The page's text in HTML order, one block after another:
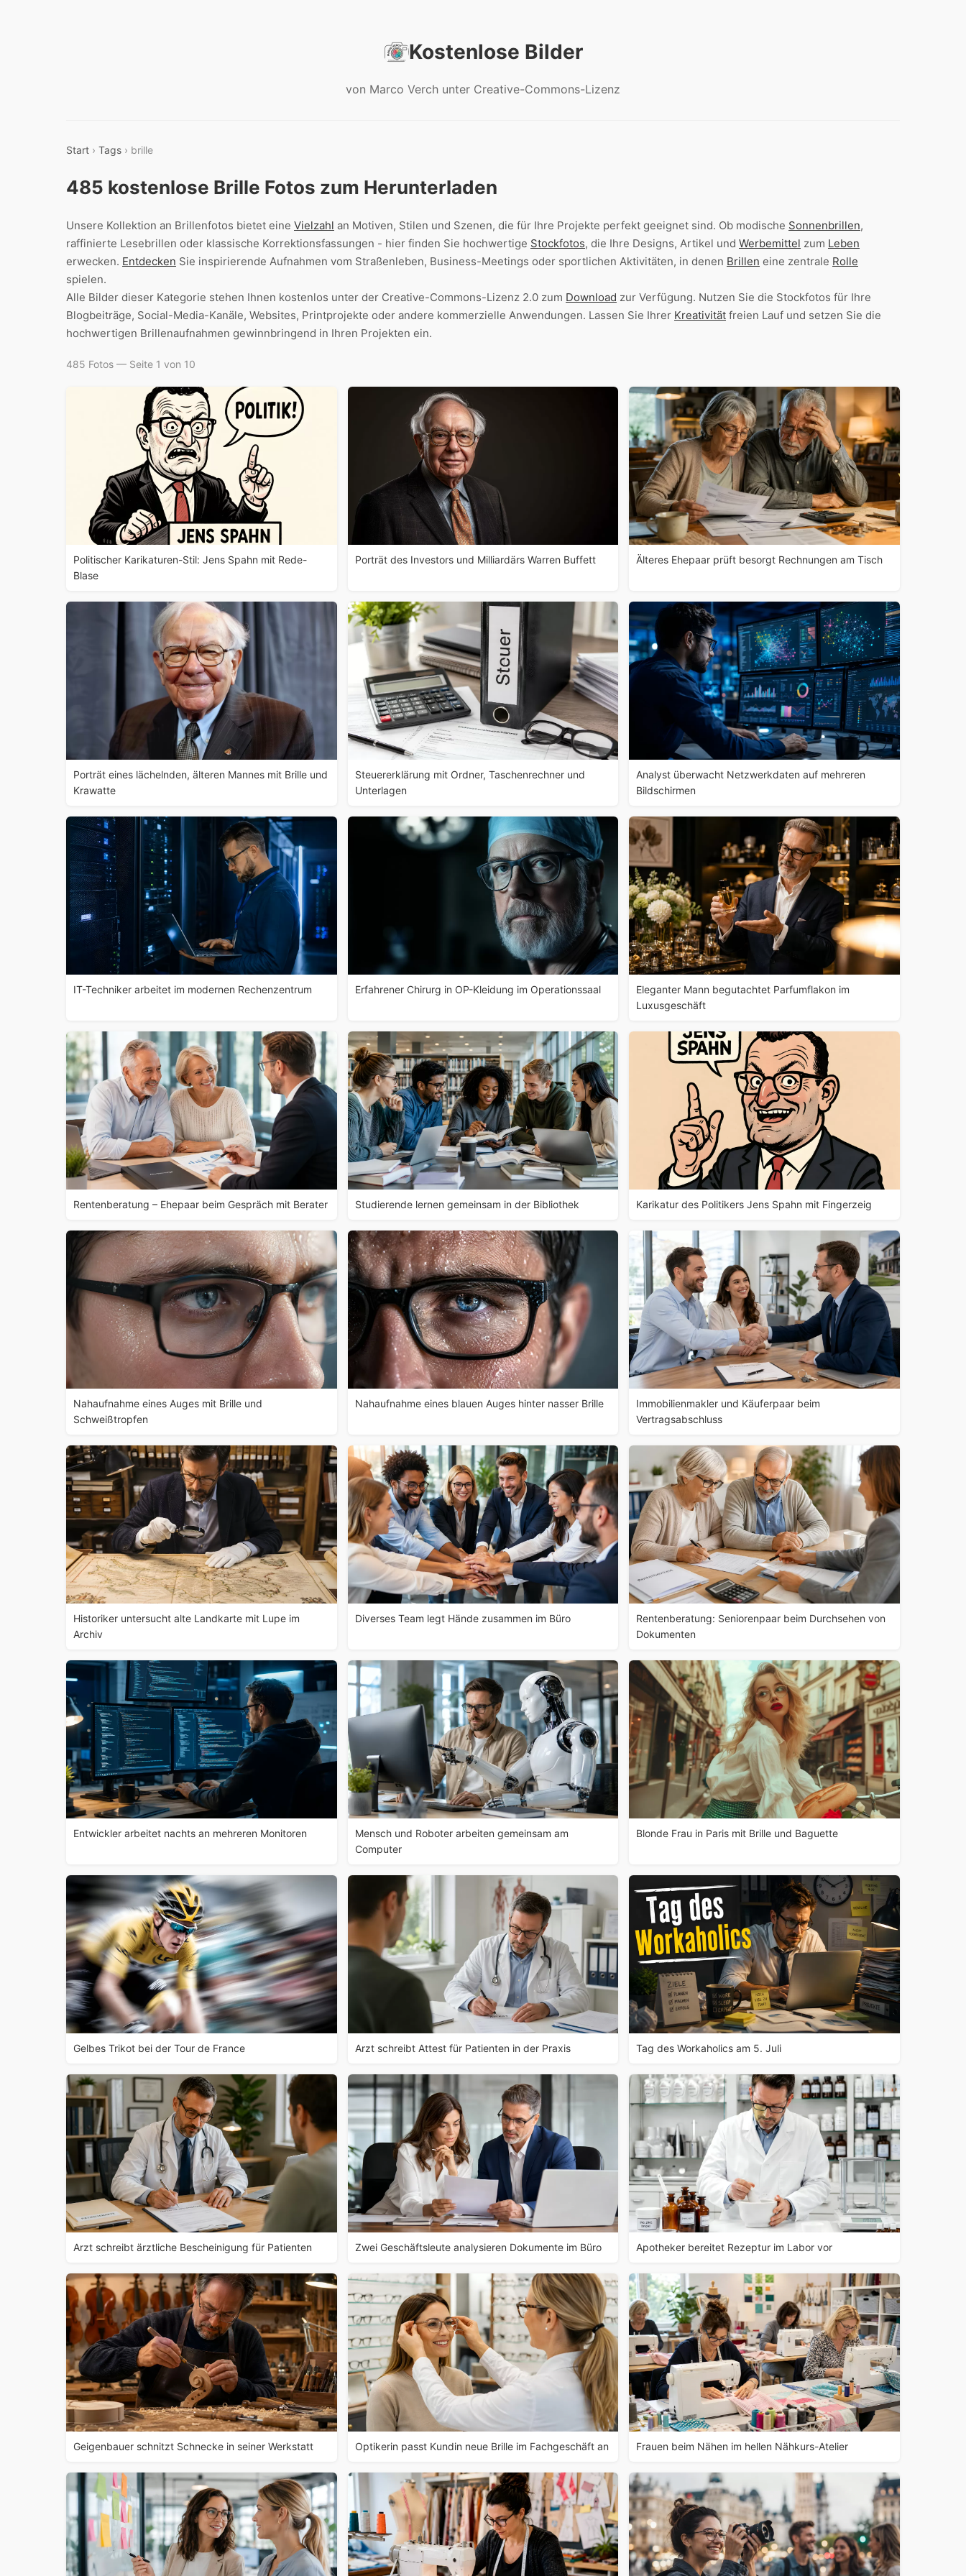
Kostenlose Bilder
von Marco Verch unter Creative-Commons-Lizenz
Start › Tags › brille
485 kostenlose Brille Fotos zum Herunterladen
Unsere Kollektion an Brillenfotos bietet eine Vielzahl an Motiven, Stilen und Szenen, die für Ihre Projekte perfekt geeignet sind. Ob modische Sonnenbrillen,
raffinierte Lesebrillen oder klassische Korrektionsfassungen - hier finden Sie hochwertige Stockfotos, die Ihre Designs, Artikel und Werbemittel zum Leben
erwecken. Entdecken Sie inspirierende Aufnahmen vom Straßenleben, Business-Meetings oder sportlichen Aktivitäten, in denen Brillen eine zentrale Rolle
spielen.
Alle Bilder dieser Kategorie stehen Ihnen kostenlos unter der Creative-Commons-Lizenz 2.0 zum Download zur Verfügung. Nutzen Sie die Stockfotos für Ihre
Blogbeiträge, Social-Media-Kanäle, Websites, Printprojekte oder andere kommerzielle Anwendungen. Lassen Sie Ihrer Kreativität freien Lauf und setzen Sie die
hochwertigen Brillenaufnahmen gewinnbringend in Ihren Projekten ein.
485 Fotos — Seite 1 von 10
Politischer Karikaturen-Stil: Jens Spahn mit Rede-
Blase
Porträt des Investors und Milliardärs Warren Buffett Älteres Ehepaar prüft besorgt Rechnungen am Tisch
Porträt eines lächelnden, älteren Mannes mit Brille und
Krawatte
Steuererklärung mit Ordner, Taschenrechner und
Unterlagen
Analyst überwacht Netzwerkdaten auf mehreren
Bildschirmen
IT-Techniker arbeitet im modernen Rechenzentrum Erfahrener Chirurg in OP-Kleidung im Operationssaal
Eleganter Mann begutachtet Parfumflakon im
Luxusgeschäft
Rentenberatung – Ehepaar beim Gespräch mit Berater Studierende lernen gemeinsam in der Bibliothek Karikatur des Politikers Jens Spahn mit Fingerzeig
Nahaufnahme eines Auges mit Brille und
Schweißtropfen
Nahaufnahme eines blauen Auges hinter nasser Brille
Immobilienmakler und Käuferpaar beim
Vertragsabschluss
Historiker untersucht alte Landkarte mit Lupe im
Archiv
Diverses Team legt Hände zusammen im Büro
Rentenberatung: Seniorenpaar beim Durchsehen von
Dokumenten
Entwickler arbeitet nachts an mehreren Monitoren
Mensch und Roboter arbeiten gemeinsam am
Computer
Blonde Frau in Paris mit Brille und Baguette
Gelbes Trikot bei der Tour de France Arzt schreibt Attest für Patienten in der Praxis Tag des Workaholics am 5. Juli
Arzt schreibt ärztliche Bescheinigung für Patienten Zwei Geschäftsleute analysieren Dokumente im Büro Apotheker bereitet Rezeptur im Labor vor
Geigenbauer schnitzt Schnecke in seiner Werkstatt Optikerin passt Kundin neue Brille im Fachgeschäft an Frauen beim Nähen im hellen Nähkurs-Atelier